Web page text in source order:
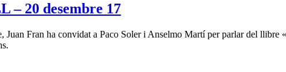
– 20 desembre 17
Juan Fran ha convidat a Paco Soler i Anselmo Martí per parlar del